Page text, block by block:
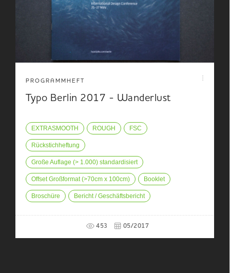
PROGRAMMHEFT
Typo Berlin 2017 - Wanderlust
EXTRASMOOTH ROUGH FSC
Rückstichheftung
Große Auflage (> 1.000) standardisiert
Offset Großformat (>70cm x 100cm) Booklet
Broschüre Bericht / Geschäftsbericht
453 05/2017